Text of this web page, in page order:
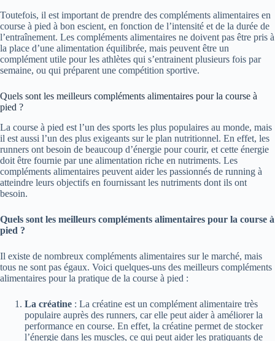
Toutefois, il est important de prendre des compléments alimentaires en
course à pied à bon escient, en fonction de l’intensité et de la durée de
l’entraînement. Les compléments alimentaires ne doivent pas être pris à
la place d’une alimentation équilibrée, mais peuvent être un
complément utile pour les athlètes qui s’entrainent plusieurs fois par
semaine, ou qui préparent une compétition sportive.
Quels sont les meilleurs compléments alimentaires pour la course à
pied ?
La course à pied est l’un des sports les plus populaires au monde, mais
il est aussi l’un des plus exigeants sur le plan nutritionnel. En effet, les
runners ont besoin de beaucoup d’énergie pour courir, et cette énergie
doit être fournie par une alimentation riche en nutriments. Les
compléments alimentaires peuvent aider les passionnés de running à
atteindre leurs objectifs en fournissant les nutriments dont ils ont
besoin.
Quels sont les meilleurs compléments alimentaires pour la course à
pied ?
Il existe de nombreux compléments alimentaires sur le marché, mais
tous ne sont pas égaux. Voici quelques-uns des meilleurs compléments
alimentaires pour la pratique de la course à pied :
La créatine : La créatine est un complément alimentaire très
populaire auprès des runners, car elle peut aider à améliorer la
performance en course. En effet, la créatine permet de stocker
l’énergie dans les muscles, ce qui peut aider les pratiquants de